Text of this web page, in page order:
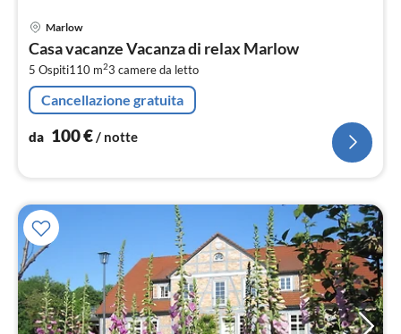
Marlow
Casa vacanze Vacanza di relax Marlow
5 Ospiti110 m23 camere da letto
Cancellazione gratuita
da 100€/ notte